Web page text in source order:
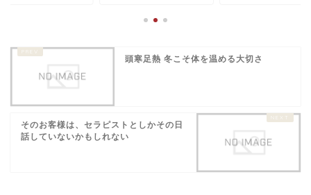
頭寒足熱 冬こそ体を温める大切さ
そのお客様は、セラピストとしかその日
話していないかもしれない